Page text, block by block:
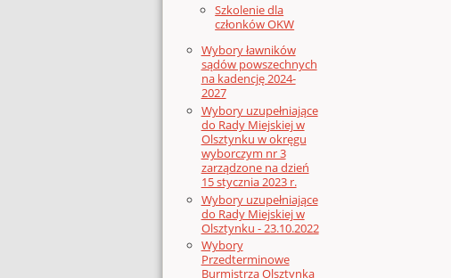
Szkolenie dla
członków OKW
Wybory ławników
sądów powszechnych
na kadencję 2024-
2027
Wybory uzupełniające
do Rady Miejskiej w
Olsztynku w okręgu
wyborczym nr 3
zarządzone na dzień
15 stycznia 2023 r.
Wybory uzupełniające
do Rady Miejskiej w
Olsztynku - 23.10.2022
Wybory
Przedterminowe
Burmistrza Olsztynka